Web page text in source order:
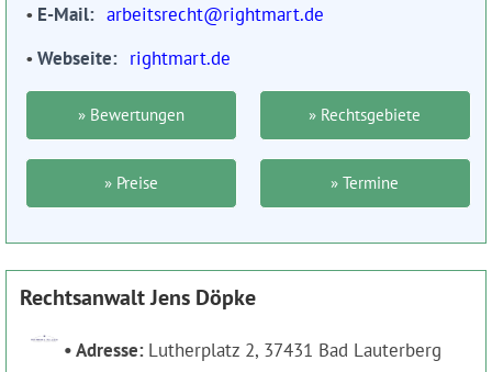
E-Mail
arbeitsrecht@rightmart.de
Webseite
rightmart.de
» Bewertungen » Rechtsgebiete
» Preise » Termine
Rechtsanwalt Jens Döpke
Adresse: Lutherplatz 2, 37431 Bad Lauterberg